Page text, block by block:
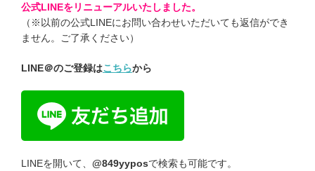
公式LINEをリニューアルいたしました。
（※以前の公式LINEにお問い合わせいただいても返信ができ
ません。ご了承ください）
LINE＠のご登録はこちらから
LINEを開いて、 @849yyposで検索も可能です。